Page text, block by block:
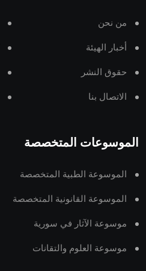
من نحن
أخبار الهيئة
حقوق النشر
الاتصال بنا
الموسوعات المتخصصة
الموسوعة الطبية المتخصصة
الموسوعة القانونية المتخصصة
موسوعة الآثار في سورية
موسوعة العلوم والتقانات